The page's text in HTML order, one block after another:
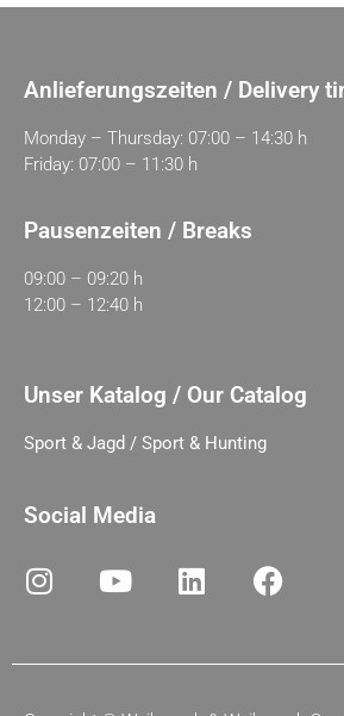
Anlieferungszeiten / Delivery
Monday – Thursday: 07:00 – 14:30 h
Friday: 07:00 – 11:30 h
Pausenzeiten / Breaks
09:00 – 09:20 h
12:00 – 12:40 h
Unser Katalog / Our Catalog
Sport & Jagd / Sport & Hunting
Social Media